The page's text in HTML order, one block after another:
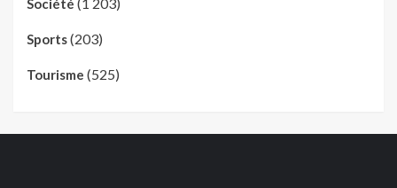
Société
Sports(203)
Tourisme (525)